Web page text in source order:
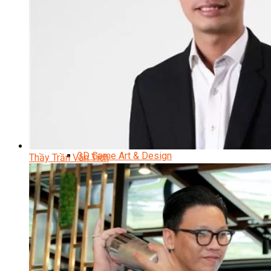
Data Visualization (Trực Quan Hóa Dữ Liệu)
Data System (Quản Trị Dữ Liệu)
Chuyên Viên Lập Trình (Full Stack)
Chuyên Viên Lập Trình Website (Full Stack)
Chuyên Viên Lập Trình Mobile (Full Stack)
Trọn Bộ Công Cụ AI Văn Phòng
Trọn Bộ Công Cụ AI Ứng Dụng Giảng Dạy
Lập Trình Cho Trẻ Em
Tin Học Ứng Dụng
Thiết Kế Đồ Họa Chuyên Nghiệp
Chuyên Viên Thiết Kế Nội Thất
3D Game Art & Design
Mỹ Thuật Đa Phương Tiện
3D Animation
Mỹ Thuật Số – Digital Art
Motion Graphics Basic
Adobe Photoshop – Illustrator
Hội Họa Thiếu Nhi
Digital Art For Kids
Venus Academy
Sunny STEAM Academy
Thầy Trần Văn Tích